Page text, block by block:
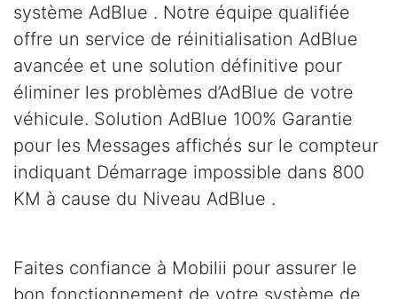
système AdBlue . Notre équipe qualifiée
offre un service de réinitialisation AdBlue
avancée et une solution définitive pour
éliminer les problèmes d’AdBlue de votre
véhicule. Solution AdBlue 100% Garantie
pour les Messages affichés sur le compteur
indiquant Démarrage impossible dans 800
KM à cause du Niveau AdBlue .
Faites confiance à Mobilii pour assurer le
bon fonctionnement de votre système de